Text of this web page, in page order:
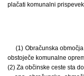
plačati komunalni prispevek.
(1) Obračunska
obstoječe komunalne
(2) Za občinske ceste sta